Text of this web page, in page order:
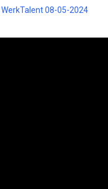
08-05-2024